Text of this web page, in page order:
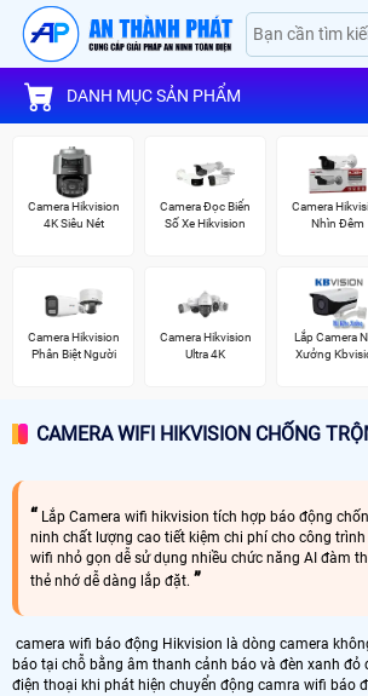
DANH MỤC SẢN PHẨM
Camera Hikvision
4K Siêu Nét
Camera Đọc Biển
Số Xe Hikvision
Camera
Nhìn Đêm
Camera Hikvision
Phân Biệt Người
Camera Hikvision
Ultra 4K
Lắp Camera
Xưởng
CAMERA WIFI HIKVISION CHỐNG
Lắp Camera wifi hikvision tích hợp báo động
ninh chất lượng cao tiết kiệm chi phí cho công
wifi nhỏ gọn dễ sử dụng nhiều chức năng AI đàm
thẻ nhớ dễ dàng lắp đặt.
camera wifi báo động Hikvision là dòng camera
báo tại chỗ bằng âm thanh cảnh báo và đèn xanh đỏ
điện thoại khi phát hiện chuyển động camra wifi báo